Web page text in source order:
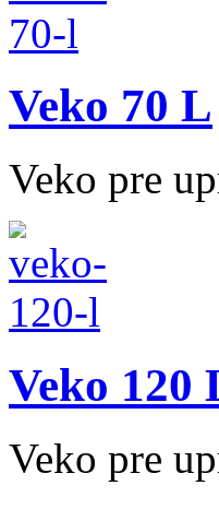
Veko 70 L
Veko pre
Veko 120
Veko pre